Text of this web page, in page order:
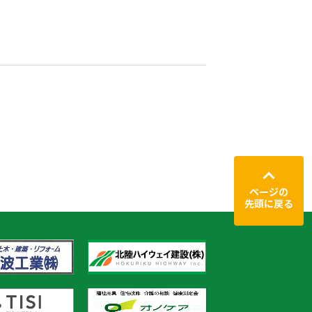
ページの
先頭に戻る